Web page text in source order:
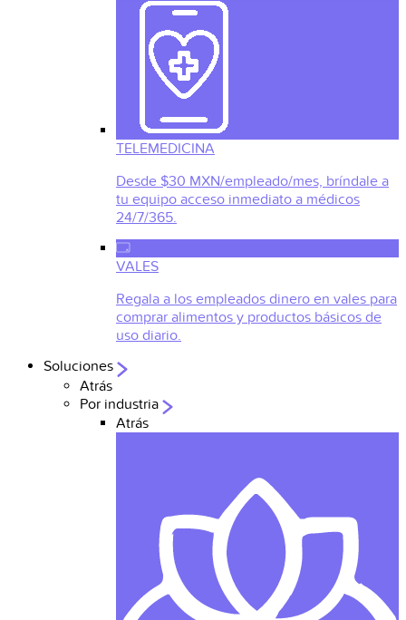
TELEMEDICINA
Desde $30 MXN/empleado/mes, bríndale a
tu equipo acceso inmediato a médicos
24/7/365.
VALES
Regala a los empleados dinero en vales para
comprar alimentos y productos básicos de
uso diario.
Soluciones
Atrás
Por industria
Atrás